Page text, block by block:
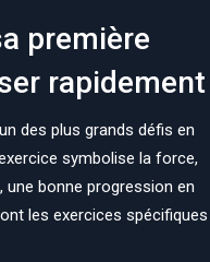
première
rapidement
des plus grands défis en
symbolise la force,
une bonne progression en
les exercices spécifiques